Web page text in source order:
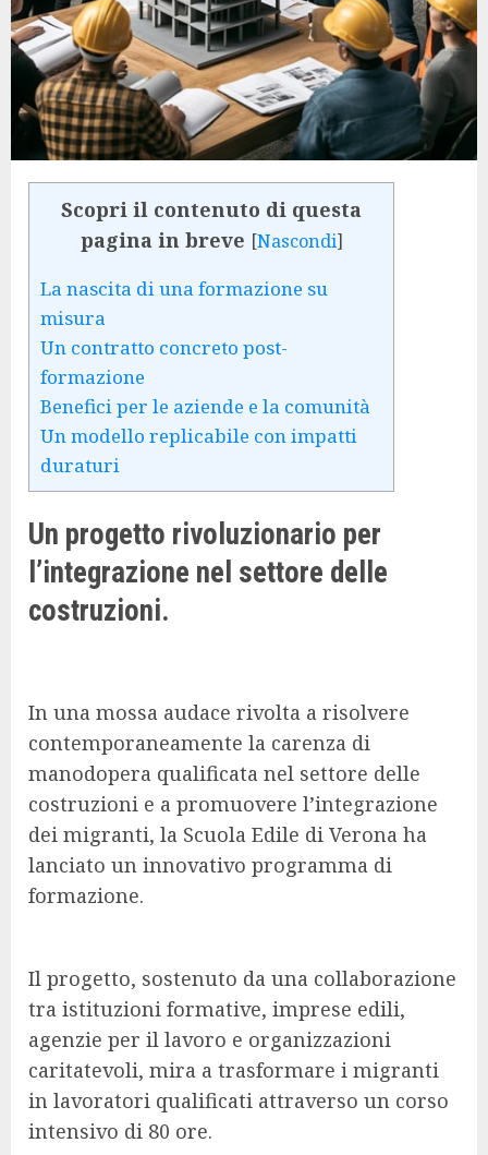
Scopri il contenuto di questa
pagina in breve [Nascondi]
La nascita di una formazione su
misura
Un contratto concreto post-
formazione
Benefici per le aziende e la comunità
Un modello replicabile con impatti
duraturi
Un progetto rivoluzionario per
l’integrazione nel settore delle
costruzioni.
In una mossa audace rivolta a risolvere
contemporaneamente la carenza di
manodopera qualificata nel settore delle
costruzioni e a promuovere l’integrazione
dei migranti, la Scuola Edile di Verona ha
lanciato un innovativo programma di
formazione.
Il progetto, sostenuto da una collaborazione
tra istituzioni formative, imprese edili,
agenzie per il lavoro e organizzazioni
caritatevoli, mira a trasformare i migranti
in lavoratori qualificati attraverso un corso
intensivo di 80 ore.